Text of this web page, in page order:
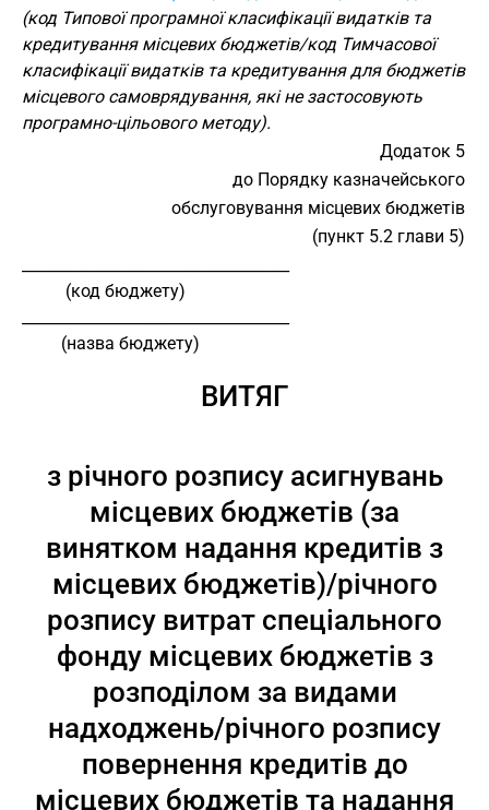
(код Типової програмної класифікації видатків та
кредитування місцевих бюджетів/код Тимчасової
класифікації видатків та кредитування для бюджетів
місцевого самоврядування, які не застосовують
програмно-цільового методу).
Додаток 5
до Порядку казначейського
обслуговування місцевих бюджетів
(пункт 5.2 глави 5)
          (код бюджету)
         (назва бюджету)
ВИТЯГ
з річного розпису асигнувань
місцевих бюджетів (за
винятком надання кредитів з
місцевих бюджетів)/річного
розпису витрат спеціального
фонду місцевих бюджетів з
розподілом за видами
надходжень/річного розпису
повернення кредитів до
місцевих бюджетів та надання